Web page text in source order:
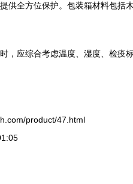
全方位保护。包装箱材料包括
应综合考虑温度、湿度、检疫
product/47.html